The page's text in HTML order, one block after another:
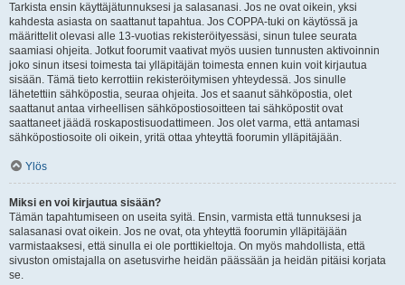
Tarkista ensin käyttäjätunnuksesi ja salasanasi. Jos ne ovat oikein, yksi
kahdesta asiasta on saattanut tapahtua. Jos COPPA-tuki on käytössä ja
määrittelit olevasi alle 13-vuotias rekisteröityessäsi, sinun tulee seurata
saamiasi ohjeita. Jotkut foorumit vaativat myös uusien tunnusten aktivoinnin
joko sinun itsesi toimesta tai ylläpitäjän toimesta ennen kuin voit kirjautua
sisään. Tämä tieto kerrottiin rekisteröitymisen yhteydessä. Jos sinulle
lähetettiin sähköpostia, seuraa ohjeita. Jos et saanut sähköpostia, olet
saattanut antaa virheellisen sähköpostiosoitteen tai sähköpostit ovat
saattaneet jäädä roskapostisuodattimeen. Jos olet varma, että antamasi
sähköpostiosoite oli oikein, yritä ottaa yhteyttä foorumin ylläpitäjään.
Ylös
Miksi en voi kirjautua sisään?
Tämän tapahtumiseen on useita syitä. Ensin, varmista että tunnuksesi ja
salasanasi ovat oikein. Jos ne ovat, ota yhteyttä foorumin ylläpitäjään
varmistaaksesi, että sinulla ei ole porttikieltoja. On myös mahdollista, että
sivuston omistajalla on asetusvirhe heidän päässään ja heidän pitäisi korjata
se.